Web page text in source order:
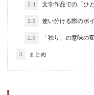
2.1 文学作品での「ひ
2.2 使い分ける際のポ
2.3 「独り」の意味の
3 まとめ